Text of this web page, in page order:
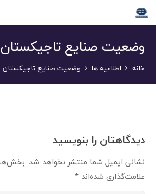
وضعیت صنایع تاجیکستان
خانه اطلاعیه ها وضعیت صنایع تاجیکستان
دیدگاهتان را بنویسید
نشانی ایمیل شما منتشر نخواهد شد.
علامت‌گذاری شده‌اند*